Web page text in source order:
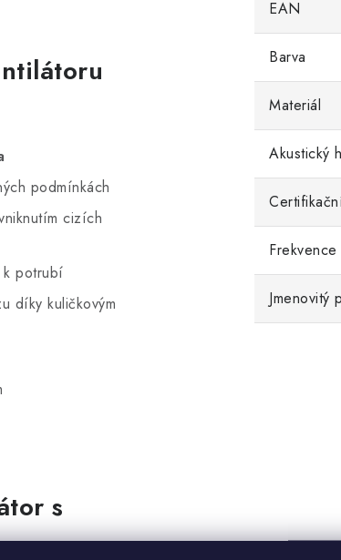
podmínkách
cizích
k potrubí
díky kuličkovým
s
EAN
Barva
Materiál
Akustický
Jmenovitý